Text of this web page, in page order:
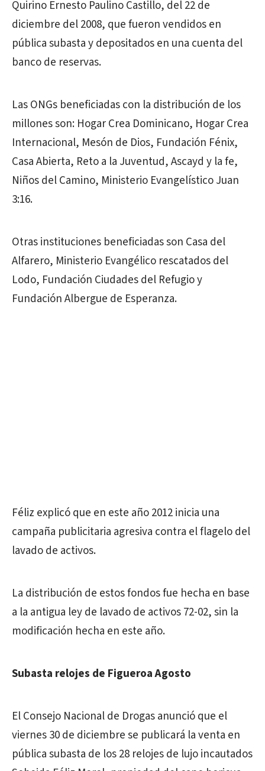
Quirino Ernesto Paulino Castillo, del 22 de
diciembre del 2008, que fueron vendidos en
pública subasta y depositados en una cuenta del
banco de reservas.
Las ONGs beneficiadas con la distribución de los
millones son: Hogar Crea Dominicano, Hogar Crea
Internacional, Mesón de Dios, Fundación Fénix,
Casa Abierta, Reto a la Juventud, Ascayd y la fe,
Niños del Camino, Ministerio Evangelístico Juan
3:16.
Otras instituciones beneficiadas son Casa del
Alfarero, Ministerio Evangélico rescatados del
Lodo, Fundación Ciudades del Refugio y
Fundación Albergue de Esperanza.
Féliz explicó que en este año 2012 inicia una
campaña publicitaria agresiva contra el flagelo del
lavado de activos.
La distribución de estos fondos fue hecha en base
a la antigua ley de lavado de activos 72-02, sin la
modificación hecha en este año.
Subasta relojes de Figueroa Agosto
El Consejo Nacional de Drogas anunció que el
viernes 30 de diciembre se publicará la venta en
pública subasta de los 28 relojes de lujo incautados